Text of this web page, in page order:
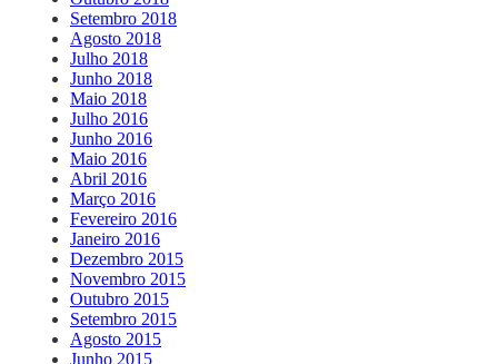
Setembro 2018
Agosto 2018
Julho 2018
Junho 2018
Maio 2018
Julho 2016
Junho 2016
Maio 2016
Abril 2016
Março 2016
Fevereiro 2016
Janeiro 2016
Dezembro 2015
Novembro 2015
Outubro 2015
Setembro 2015
Agosto 2015
Junho 2015